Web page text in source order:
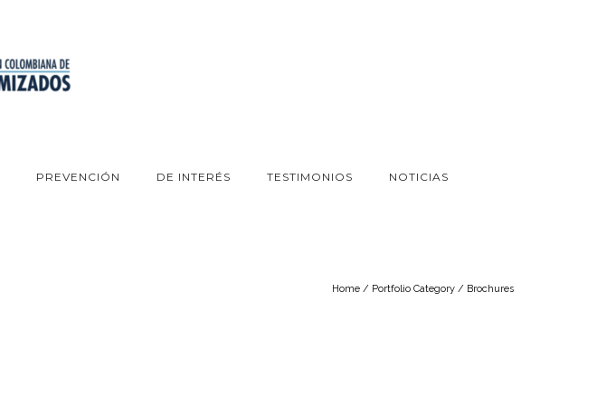
PREVENCIÓN DE INTERÉS TESTIMONIOS NOTICIAS
Home / Portfolio Category / Brochures